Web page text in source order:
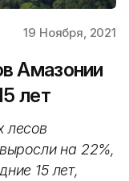
19 Ноября, 2021
Амазонии
лет
лесов
на 22%,
15 лет,